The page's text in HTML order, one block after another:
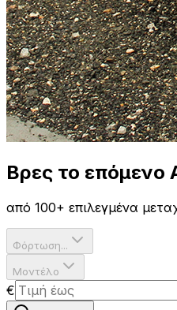
Βρες το επόμενο
από 100+ επιλεγμένα
Φόρτωση...
Μοντέλο
€